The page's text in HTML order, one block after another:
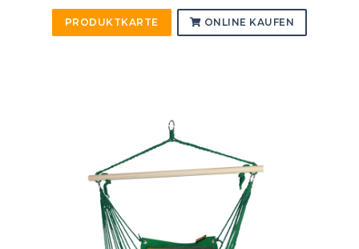
PRODUKTKARTE ONLINE KAUFEN